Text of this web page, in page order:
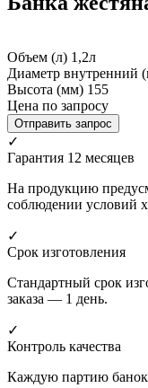
Объем (л) 1,2л
Диаметр внутренний
Высота (мм) 155
Цена по запросу
Отправить запрос
✓
Гарантия 12 месяцев
На продукцию
соблюдении условий
✓
Срок изготовления
Стандартный срок
заказа — 1 день.
✓
Контроль качества
Каждую партию